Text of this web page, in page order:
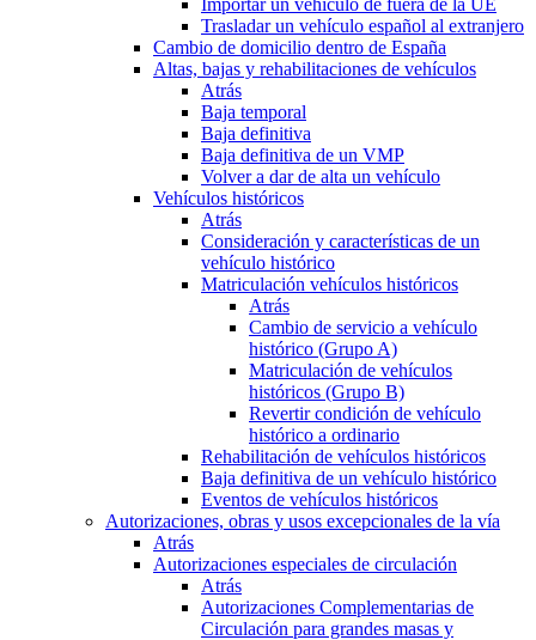
Importar un vehículo de fuera de la UE
Trasladar un vehículo español al extranjero
Cambio de domicilio dentro de España
Altas, bajas y rehabilitaciones de vehículos
Atrás
Baja temporal
Baja definitiva
Baja definitiva de un VMP
Volver a dar de alta un vehículo
Vehículos históricos
Atrás
Consideración y características de un
vehículo histórico
Matriculación vehículos históricos
Atrás
Cambio de servicio a vehículo
histórico (Grupo A)
Matriculación de vehículos
históricos (Grupo B)
Revertir condición de vehículo
histórico a ordinario
Rehabilitación de vehículos históricos
Baja definitiva de un vehículo histórico
Eventos de vehículos históricos
Autorizaciones, obras y usos excepcionales de la vía
Atrás
Autorizaciones especiales de circulación
Atrás
Autorizaciones Complementarias de
Circulación para grandes masas y